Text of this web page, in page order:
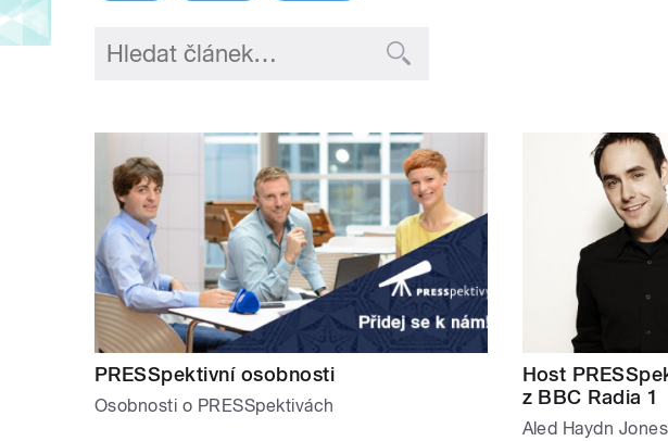
PRESSpektivní osobnosti
Osobnosti o PRESSpektivách
Host
z BBC Radia 1
Aled Haydn